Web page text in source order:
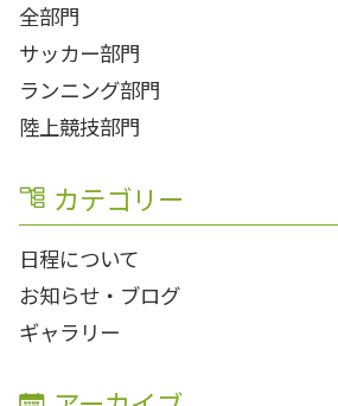
全部門
サッカー部門
ランニング部門
陸上競技部門
カテゴリー
日程について
お知らせ・ブログ
ギャラリー